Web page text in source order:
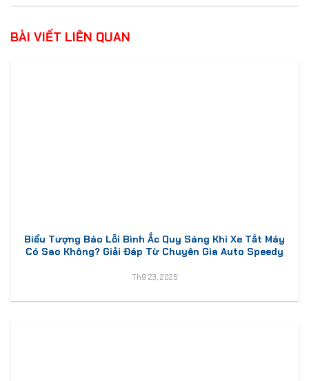
BÀI VIẾT LIÊN QUAN
Biểu Tượng Báo Lỗi Bình Ắc Quy Sáng Khi Xe Tắt Máy
Có Sao Không? Giải Đáp Từ Chuyên Gia Auto Speedy
Th9 23, 2025